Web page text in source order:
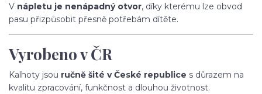
V nápletu je nenápadný otvor, díky kterému lze obvod
pasu přizpůsobit přesně potřebám dítěte.
Vyrobeno v ČR
Kalhoty jsou ručně šité v České republice s důrazem na
kvalitu zpracování, funkčnost a dlouhou životnost.